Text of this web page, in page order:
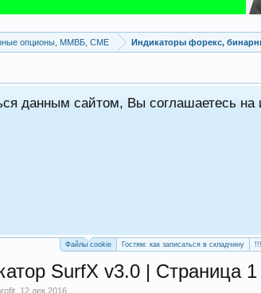
опционы, ММВБ, CME Индикаторы форекс,
данным сайтом, Вы соглашаетесь
Файлы cookie Гостям: как записаться в складчину
SurfX v3.0 | Страница 1
12 дек 2016